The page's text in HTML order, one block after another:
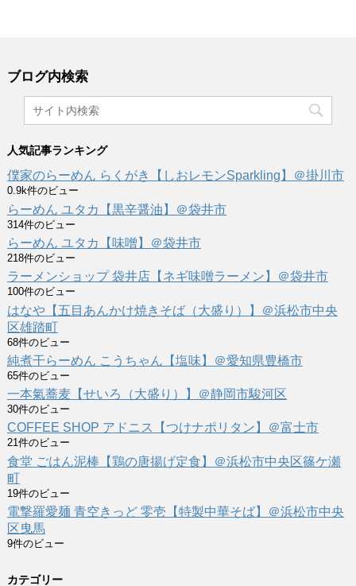
ブログ内検索
人気記事ランキング
僕家のらーめん らくがき【しおレモンSparkling】＠掛川市
0.9k件のビュー
らーめん ユタカ【黒辛醤油】＠袋井市
314件のビュー
らーめん ユタカ【味噌】＠袋井市
218件のビュー
ラーメンショップ 袋井店【ネギ味噌ラーメン】＠袋井市
100件のビュー
はなや【五目あんかけ焼きそば（大盛り）】＠浜松市中央
区雄踏町
68件のビュー
純煮干らーめん こうちゃん【塩味】＠愛知県豊橋市
65件のビュー
一本氣蕎麦【せいろ（大盛り）】＠静岡市駿河区
30件のビュー
COFFEE SHOP アドニス【つけナポリタン】＠富士市
21件のビュー
食堂 ごはん泥棒【鶏の唐揚げ定食】＠浜松市中央区篠ケ瀬
町
19件のビュー
電撃羅愛麺 青空きっど 零壱【特製中華そば】＠浜松市中央
区曳馬
9件のビュー
カテゴリー